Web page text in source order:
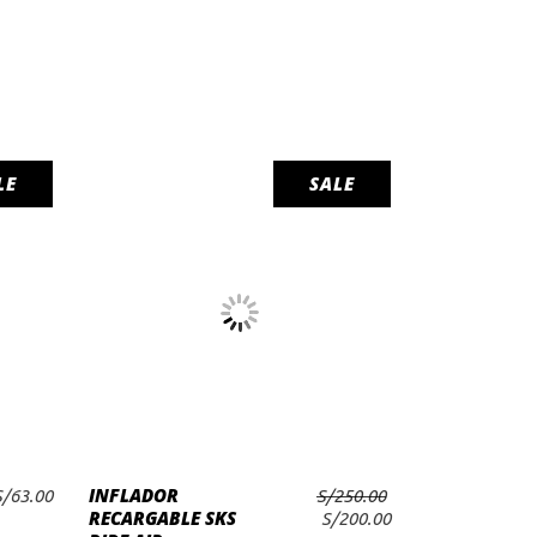
63.00El
precio
SALE
CARRITO
INFLADOR
RECARGABLE SKS
S/250.00
El
S/200.00El